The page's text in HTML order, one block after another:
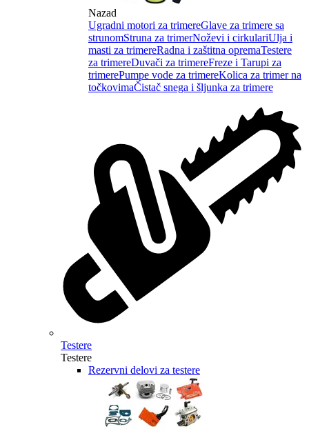
Nazad
Ugradni motori za trimereGlave za trimere sa
strunomStruna za trimerNoževi i cirkulariUlja i
masti za trimereRadna i zaštitna opremaTestere
za trimereDuvači za trimereFreze i Tarupi za
trimerePumpe vode za trimereKolica za trimer na
točkovimaČistač snega i šljunka za trimere
Testere
Testere
Rezervni delovi za testere